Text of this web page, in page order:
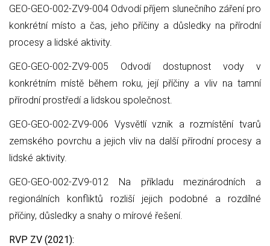
GEO-GEO-002-ZV9-004 Odvodí příjem slunečního záření pro
konkrétní místo a čas, jeho příčiny a důsledky na přírodní
procesy a lidské aktivity.
GEO-GEO-002-ZV9-005 Odvodí dostupnost vody v
konkrétním místě během roku, její příčiny a vliv na tamní
přírodní prostředí a lidskou společnost.
GEO-GEO-002-ZV9-006 Vysvětlí vznik a rozmístění tvarů
zemského povrchu a jejich vliv na další přírodní procesy a
lidské aktivity.
GEO-GEO-002-ZV9-012 Na příkladu mezinárodních a
regionálních konfliktů rozliší jejich podobné a rozdílné
příčiny, důsledky a snahy o mírové řešení.
RVP ZV (2021):